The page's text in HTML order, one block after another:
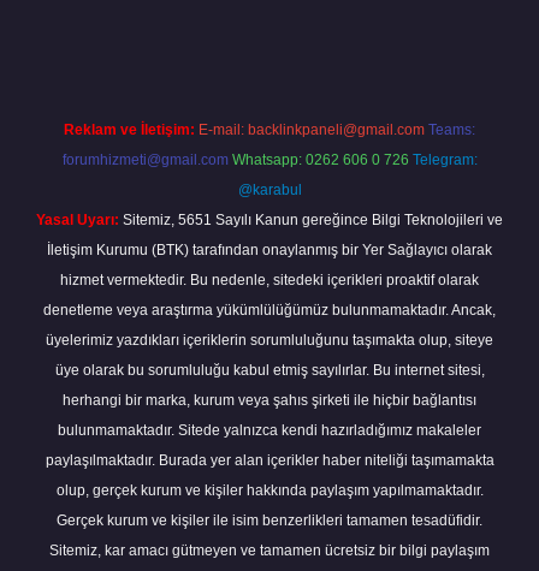
Reklam ve İletişim: E-mail: backlinkpaneli@gmail.com Teams:
forumhizmeti@gmail.com Whatsapp: 0262 606 0 726 Telegram:
@karabul
Yasal Uyarı: Sitemiz, 5651 Sayılı Kanun gereğince Bilgi Teknolojileri ve
İletişim Kurumu (BTK) tarafından onaylanmış bir Yer Sağlayıcı olarak
hizmet vermektedir. Bu nedenle, sitedeki içerikleri proaktif olarak
denetleme veya araştırma yükümlülüğümüz bulunmamaktadır. Ancak,
üyelerimiz yazdıkları içeriklerin sorumluluğunu taşımakta olup, siteye
üye olarak bu sorumluluğu kabul etmiş sayılırlar. Bu internet sitesi,
herhangi bir marka, kurum veya şahıs şirketi ile hiçbir bağlantısı
bulunmamaktadır. Sitede yalnızca kendi hazırladığımız makaleler
paylaşılmaktadır. Burada yer alan içerikler haber niteliği taşımamakta
olup, gerçek kurum ve kişiler hakkında paylaşım yapılmamaktadır.
Gerçek kurum ve kişiler ile isim benzerlikleri tamamen tesadüfidir.
Sitemiz, kar amacı gütmeyen ve tamamen ücretsiz bir bilgi paylaşım